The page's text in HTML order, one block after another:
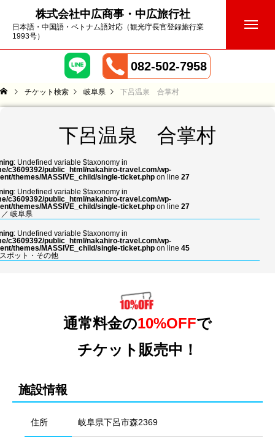
株式会社中広商事・中広旅行社
日本語・中国語・ベトナム語対応（観光庁長官登録旅行業
1993号）
082-502-7958
チケット検索 岐阜県 下呂温泉 合掌村
下呂温泉 合掌村
: Undefined variable $taxonomy in
c3609392/public_html/nakahiro-travel.com/wp-
themes/MASSIVE_child/single-ticket.php on line 27
: Undefined variable $taxonomy in
c3609392/public_html/nakahiro-travel.com/wp-
themes/MASSIVE_child/single-ticket.php on line 27
／ 岐阜県
: Undefined variable $taxonomy in
c3609392/public_html/nakahiro-travel.com/wp-
themes/MASSIVE_child/single-ticket.php on line 45
ポット・その他
通常料金の10%OFFで
チケット販売中！
施設情報
住所 岐阜県下呂市森2369